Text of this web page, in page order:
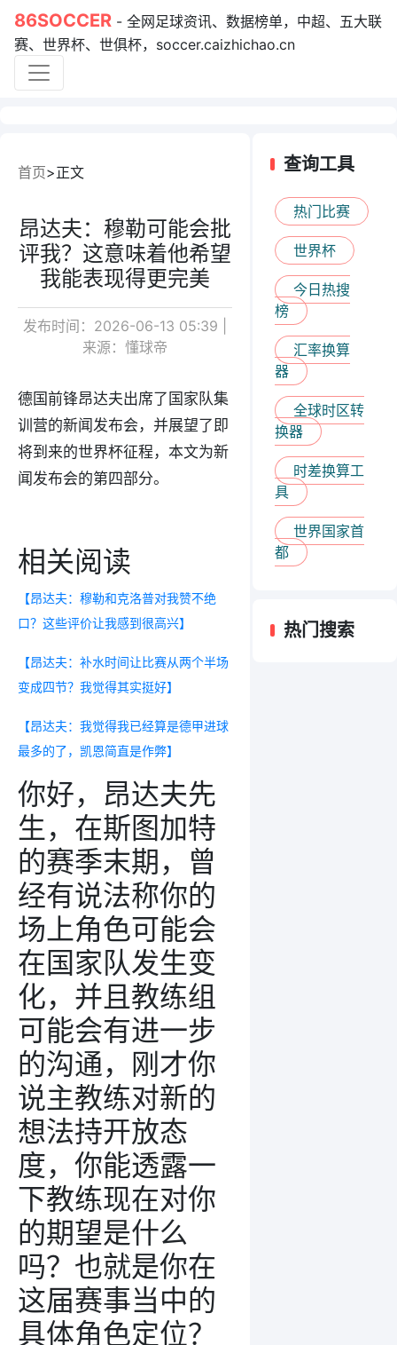
86SOCCER - 全网足球资讯、数据榜单，中超、五大联
赛、世界杯、世俱杯，soccer.caizhichao.cn
首页 正文
昂达夫：穆勒可能会批
评我？这意味着他希望
我能表现得更完美
发布时间：2026-06-13 05:39 |
来源：懂球帝
德国前锋昂达夫出席了国家队集
训营的新闻发布会，并展望了即
将到来的世界杯征程，本文为新
闻发布会的第四部分。
相关阅读
【昂达夫：穆勒和克洛普对我赞不绝
口？这些评价让我感到很高兴】
【昂达夫：补水时间让比赛从两个半场
变成四节？我觉得其实挺好】
【昂达夫：我觉得我已经算是德甲进球
最多的了，凯恩简直是作弊】
你好，昂达夫先
生，在斯图加特
的赛季末期，曾
经有说法称你的
场上角色可能会
在国家队发生变
化，并且教练组
可能会有进一步
的沟通，刚才你
说主教练对新的
想法持开放态
度，你能透露一
下教练现在对你
的期望是什么
吗？也就是你在
这届赛事当中的
具体角色定位？
查询工具
热门比赛
世界杯
今日热搜
榜
汇率换算
器
全球时区转
换器
时差换算工
具
世界国家首
都
热门搜索